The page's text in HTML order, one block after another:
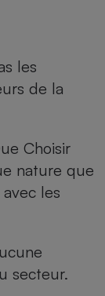
les
de la
Choisir
nature que
les
secteur.